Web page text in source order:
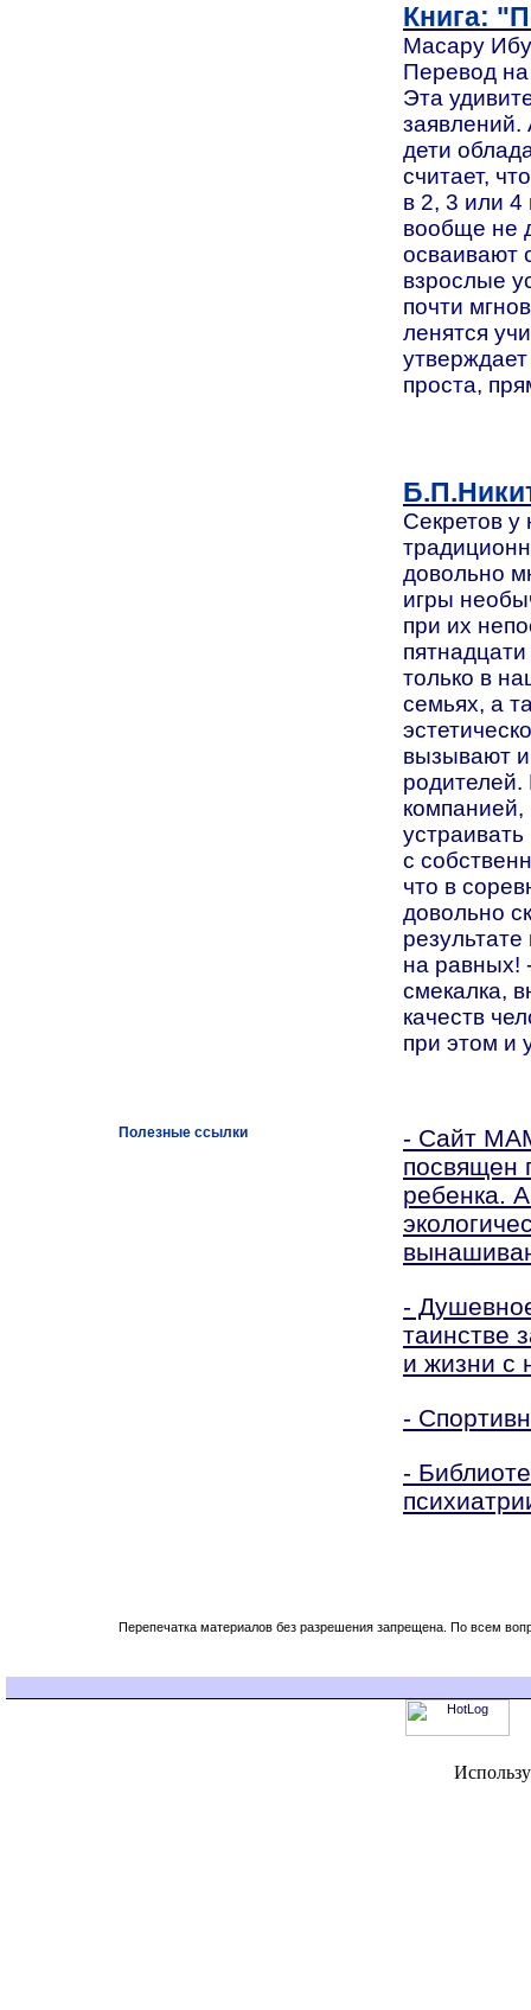
Книга:
Масару
Перевод
Эта
заявлений.
дети
считает,
в 2, 3 или
вообще не
осваивают
взрослые
почти
ленятся
проста,
Секретов у
довольно
игры
при их
только в
семьях, а
вызывают
родителей.
компанией,
с
что в
довольно
на равных!
смекалка,
качеств
при этом и
Полезные ссылки
- Сайт
посвящен
ребенка.
-
таинстве
и жизни с
-
-
Перепечатка материалов без разрешения запрещена. По всем